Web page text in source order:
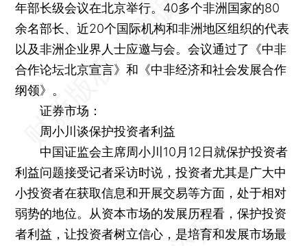
年部长级会议在北京举行。40多个非洲国家的80
余名部长、近20个国际机构和非洲地区组织的代表
以及非洲企业界人士应邀与会。会议通过了《中非
合作论坛北京宣言》和《中非经济和社会发展合作
纲领》。
证券市场：
周小川谈保护投资者利益
中国证监会主席周小川10月12日就保护投资者
利益问题接受记者采访时说，投资者尤其是广大中
小投资者在获取信息和开展交易等方面，处于相对
弱势的地位。从资本市场的发展历程看，保护投资
者利益，让投资者树立信心，是培育和发展市场最